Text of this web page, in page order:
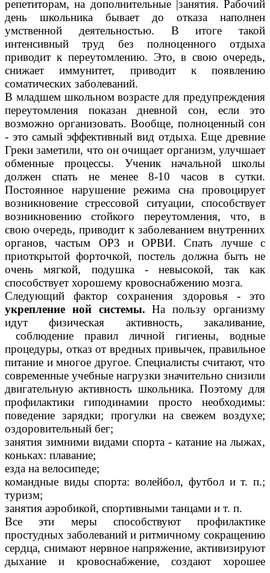
репетиторам, на дополнительные |занятия. Рабочий
день школьника бывает до отказа наполнен
умственной деятельностью. В итоге такой
интенсивный труд без полноценного отдыха
приводит к переутомлению. Это, в свою очередь,
снижает иммунитет, приводит к появлению
соматических заболеваний.
В младшем школьном возрасте для предупреждения
переутомления показан дневной сон, если это
возможно организовать. Вообще, полноценный сон
- это самый эффективный вид отдыха. Еще древние
Греки заметили, что он очищает организм, улучшает
обменные процессы. Ученик начальной школы
должен спать не менее 8-10 часов в сутки.
Постоянное нарушение режима сна провоцирует
возникновение стрессовой ситуации, способствует
возникновению стойкого переутомления, что, в
свою очередь, приводит к заболеванием внутренних
органов, частым OP3 и ОРВИ. Спать лучше с
приоткрытой форточкой, постель должна быть не
очень мягкой, подушка - невысокой, так как
способствует хорошему кровоснабжению мозга.
Следующий фактор сохранения здоровья - это
укрепление ной системы.На пользу организму
идут физическая активность, закаливание,
соблюдение правил личной гигиены, водные
процедуры, отказ от вредных привычек, правильное
питание и многое другое. Специалисты считают, что
современные учебные нагрузки значительно снизили
двигательную активность школьника. Поэтому для
профилактики гиподинамии просто необходимы:
поведение зарядки; прогулки на свежем воздухе;
оздоровительный бег;
занятия зимними видами спорта - катание на лыжах,
коньках: плавание;
езда на велосипеде;
командные виды спорта: волейбол, футбол и т. п.;
туризм;
занятия аэробикой, спортивными танцами и т. п.
Все эти меры способствуют профилактике
простудных заболеваний и ритмичному сокращению
сердца, снимают нервное напряжение, активизируют
дыхание и кровоснабжение, создают хорошее